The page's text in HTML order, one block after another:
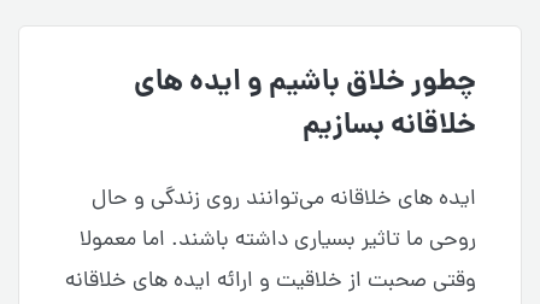
چطور خلاق باشیم و ایده های
خلاقانه بسازیم
ایده های خلاقانه می‌توانند روی زندگی و حال
روحی ما تاثیر بسیاری داشته باشند. اما معمولا
وقتی صحبت از خلاقیت و ارائه ایده های خلاقانه